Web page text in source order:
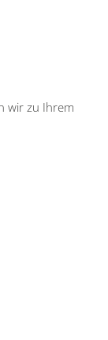
wir zu Ihrem